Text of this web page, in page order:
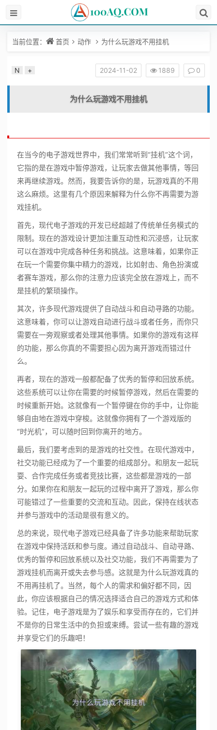
当前位置： 首页 动作 为什么玩游戏不用挂机
2024-11-02 1889 0
N +
为什么玩游戏不用挂机
在当今的电子游戏世界中，我们常常听到“挂机”这个词，
它指的是在游戏中暂停游戏，让玩家去做其他事情，等回
来再继续游戏。然而，我要告诉你的是，玩游戏真的不用
这么麻烦。这里有几个原因来解释为什么你不再需要为游
戏挂机。
首先，现代电子游戏的开发已经超越了传统单任务模式的
限制。现在的游戏设计更加注重互动性和沉浸感，让玩家
可以在游戏中完成各种任务和挑战。这意味着，如果你正
在玩一个需要你集中精力的游戏，比如射击、角色扮演或
者赛车游戏，那么你的注意力应该完全放在游戏上，而不
是挂机的繁琐操作。
其次，许多现代游戏提供了自动战斗和自动寻路的功能。
这意味着，你可以让游戏自动进行战斗或者任务，而你只
需要在一旁观察或者处理其他事情。如果你的游戏有这样
的功能，那么你真的不需要担心因为离开游戏而错过什
么。
再者，现在的游戏一般都配备了优秀的暂停和回放系统。
这些系统可以让你在需要的时候暂停游戏，然后在需要的
时候重新开始。这就像有一个暂停键在你的手中，让你能
够自由地在游戏中穿梭。这就像你拥有了一个游戏版的
“时光机”，可以随时回到你离开的地方。
最后，我们要考虑到的是游戏的社交性。在现代游戏中，
社交功能已经成为了一个重要的组成部分。和朋友一起玩
耍、合作完成任务或者竞技比赛，这些都是游戏的一部
分。如果你在和朋友一起玩的过程中离开了游戏，那么你
可能错过了一些重要的交流和互动。因此，保持在线状态
并参与游戏中的活动是很有意义的。
总的来说，现代电子游戏已经具备了许多功能来帮助玩家
在游戏中保持活跃和参与度。通过自动战斗、自动寻路、
优秀的暂停和回放系统以及社交功能，我们不再需要为了
游戏挂机而离开或失去参与感。这就是为什么玩游戏真的
不用再挂机了。当然，每个人的需求和偏好都不同，因
此，你应该根据自己的情况选择适合自己的游戏方式和体
验。记住，电子游戏是为了娱乐和享受而存在的，它们并
不是你的日常生活中的负担或束缚。尝试一些有趣的游戏
并享受它们的乐趣吧！